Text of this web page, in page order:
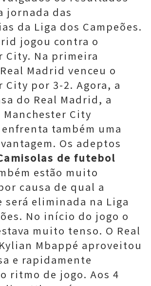
jornada das
da Liga dos Campeões.
jogou contra o
City. Na primeira
Madrid venceu o
City por 3-2. Agora, a
do Real Madrid, a
Manchester City
também uma
Os adeptos
de futebol
estão muito
causa de qual a
será eliminada na Liga
No início do jogo o
muito tenso. O Real
Mbappé aproveitou
e rapidamente
ritmo de jogo. Aos 4